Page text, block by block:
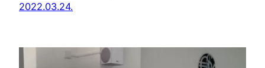
2022.03.24.